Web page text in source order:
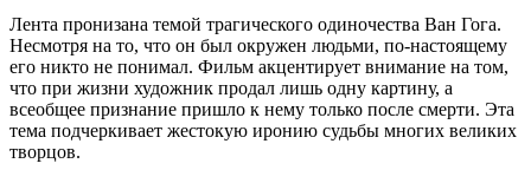
Лента пронизана темой трагического одиночества Ван Гога.
Несмотря на то, что он был окружен людьми, по-настоящему
его никто не понимал. Фильм акцентирует внимание на том,
что при жизни художник продал лишь одну картину, а
всеобщее признание пришло к нему только после смерти. Эта
тема подчеркивает жестокую иронию судьбы многих великих
творцов.